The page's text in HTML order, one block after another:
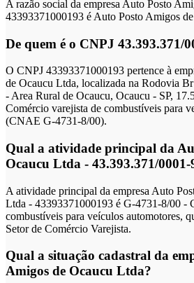
A razão social da empresa Auto Posto
43393371000193 é Auto Posto Amigos
De quem é o CNPJ 43.393.371/
O CNPJ 43393371000193 pertence à
de Ocaucu Ltda, localizada na Rodovia
- Area Rural de Ocaucu, Ocaucu - SP,
Comércio varejista de combustíveis para
(CNAE G-4731-8/00).
Qual a atividade principal da
Ocaucu Ltda - 43.393.371/0001-
A atividade principal da empresa Auto
Ltda - 43393371000193 é G-4731-8/00 -
combustíveis para veículos automotores,
Setor de Comércio Varejista.
Qual a situação cadastral da
Amigos de Ocaucu Ltda?